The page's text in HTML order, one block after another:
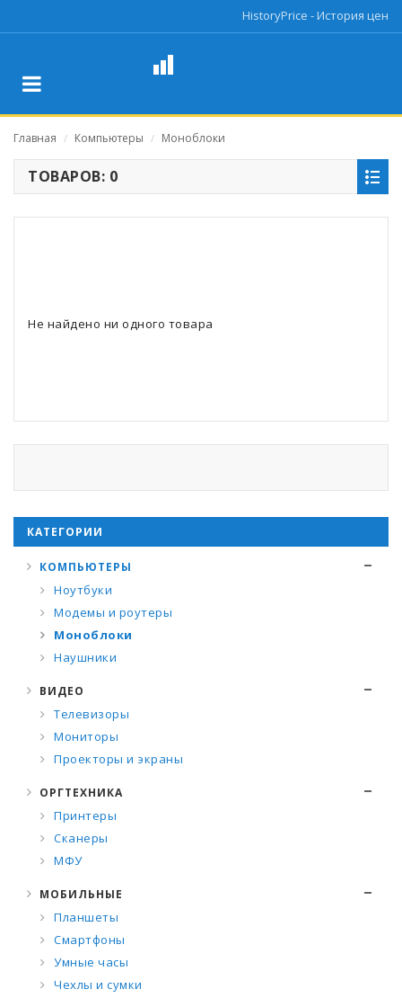
HistoryPrice - История цен
Главная / Компьютеры / Моноблоки
ТОВАРОВ: 0
Не найдено ни одного товара
КАТЕГОРИИ
КОМПЬЮТЕРЫ
Ноутбуки
Модемы и роутеры
Моноблоки
Наушники
ВИДЕО
Телевизоры
Мониторы
Проекторы и экраны
ОРГТЕХНИКА
Принтеры
Сканеры
МФУ
МОБИЛЬНЫЕ
Планшеты
Смартфоны
Умные часы
Чехлы и сумки